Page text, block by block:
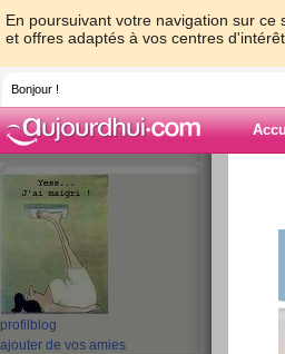
En poursuivant votre navigation sur
et offres adaptés à vos centres d'intérêt.
Bonjour !
profil blog
ajouter de vos amies